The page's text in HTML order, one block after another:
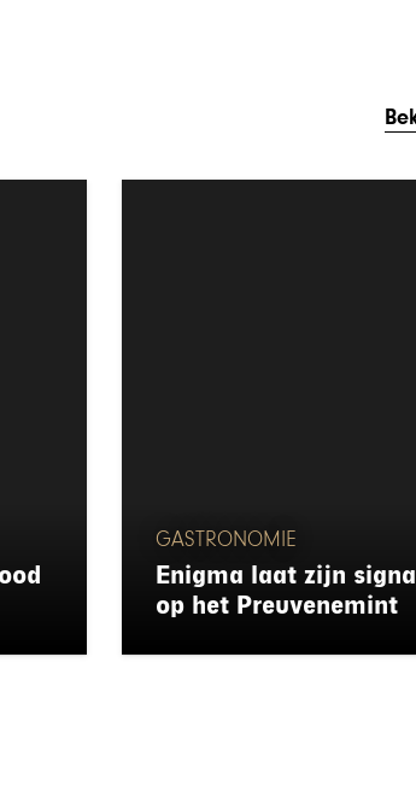
GASTRONOMIE
Enigma laat zijn
op het Preuvenemint